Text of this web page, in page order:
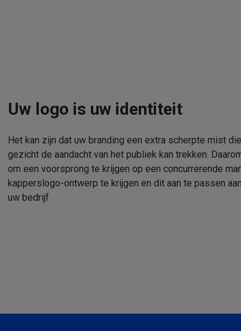
Uw logo is uw identiteit
Het kan zijn dat uw branding een extra scherpte mist
gezicht de aandacht van het publiek kan trekken.
om een voorsprong te krijgen op een concurrerende
kapperslogo-ontwerp te krijgen en dit aan te passen
uw bedrijf.